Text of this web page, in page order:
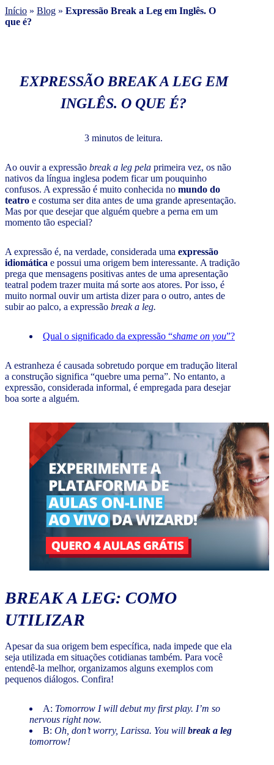
Início » Blog » Expressão Break a Leg em Inglês. O
que é?
EXPRESSÃO BREAK A LEG EM
INGLÊS. O QUE É?
3 minutos de leitura.
Ao ouvir a expressão break a leg pela primeira vez, os não
nativos da língua inglesa podem ficar um pouquinho
confusos. A expressão é muito conhecida no mundo do
teatro e costuma ser dita antes de uma grande apresentação.
Mas por que desejar que alguém quebre a perna em um
momento tão especial?
A expressão é, na verdade, considerada uma expressão
idiomática e possui uma origem bem interessante. A tradição
prega que mensagens positivas antes de uma apresentação
teatral podem trazer muita má sorte aos atores. Por isso, é
muito normal ouvir um artista dizer para o outro, antes de
subir ao palco, a expressão break a leg.
Qual o significado da expressão “shame on you”?
A estranheza é causada sobretudo porque em tradução literal
a construção significa “quebre uma perna”. No entanto, a
expressão, considerada informal, é empregada para desejar
boa sorte a alguém.
BREAK A LEG: COMO
UTILIZAR
Apesar da sua origem bem específica, nada impede que ela
seja utilizada em situações cotidianas também. Para você
entendê-la melhor, organizamos alguns exemplos com
pequenos diálogos. Confira!
A: Tomorrow I will debut my first play. I’m so
nervous right now.
B: Oh, don’t worry, Larissa. You will break a leg
tomorrow!